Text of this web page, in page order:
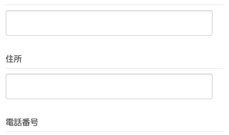
住所
電話番号